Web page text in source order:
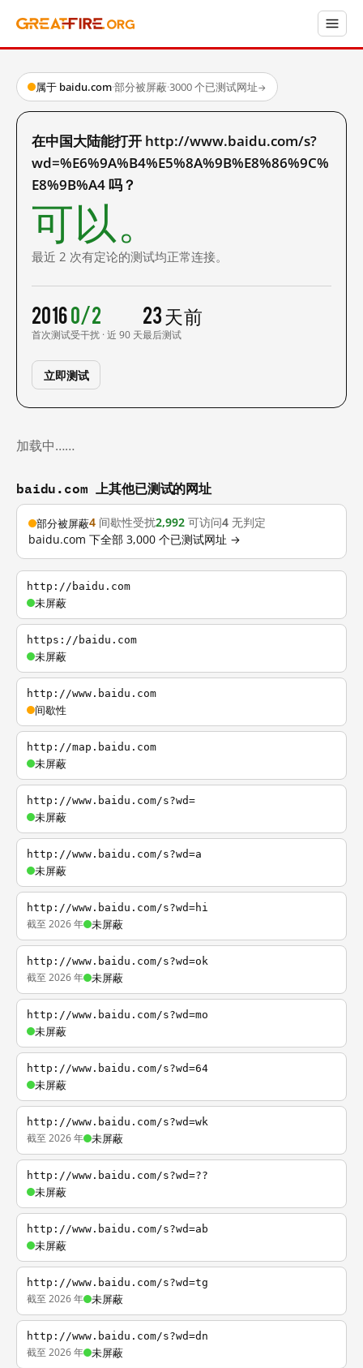
属于 baidu.com·部分被屏蔽·3000 个已测试网址→
在中国大陆能打开 http://www.baidu.com/s?
wd=%E6%9A%B4%E5%8A%9B%E8%86%9C%
E8%9B%A4 吗？
可以。
最近 2 次有定论的测试均正常连接。
2016
首次测试
0/2
受干扰 · 近 90 天
23 天前
最后测试
立即测试
加载中……
baidu.com 上其他已测试的网址
部分被屏蔽4 间歇性受扰2,992 可访问4 无判定
baidu.com 下全部 3,000 个已测试网址 →
http://baidu.com
未屏蔽
https://baidu.com
未屏蔽
http://www.baidu.com
间歇性
http://map.baidu.com
未屏蔽
http://www.baidu.com/s?wd=
未屏蔽
http://www.baidu.com/s?wd=a
未屏蔽
http://www.baidu.com/s?wd=hi
截至 2026 年 未屏蔽
http://www.baidu.com/s?wd=ok
截至 2026 年 未屏蔽
http://www.baidu.com/s?wd=mo
未屏蔽
http://www.baidu.com/s?wd=64
未屏蔽
http://www.baidu.com/s?wd=wk
截至 2026 年 未屏蔽
http://www.baidu.com/s?wd=??
未屏蔽
http://www.baidu.com/s?wd=ab
未屏蔽
http://www.baidu.com/s?wd=tg
截至 2026 年 未屏蔽
http://www.baidu.com/s?wd=dn
截至 2026 年 未屏蔽